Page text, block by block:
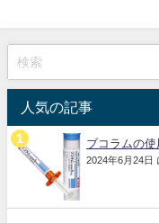
人気の記事
ブコラムの使
2024年6月24日